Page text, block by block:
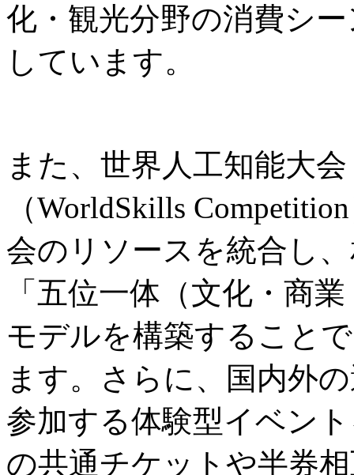
化・観光分野の消費シ
しています。
また、世界人工知能大
（WorldSkills
会のリソースを統合し
「五位一体（文化・商
モデルを構築すること
ます。さらに、国内外
参加する体験型イベン
の共通チケットや半券